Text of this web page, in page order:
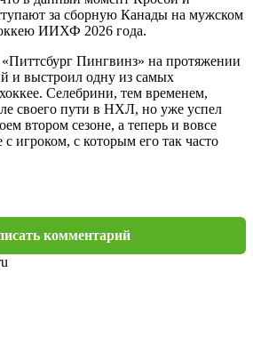
за сборную Канады на мужском
ИИХФ 2026 года.
«Питтсбург Пингвинз» на протяжении
и выстроил одну из самых
Селебрини, тем временем,
своего пути в НХЛ, но уже успел
втором сезоне, а теперь и вовсе
игроком, с которым его так часто
комментарий